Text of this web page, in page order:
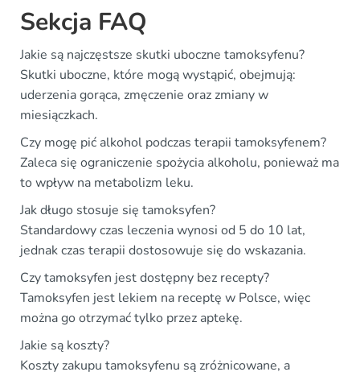
Sekcja FAQ
Jakie są najczęstsze skutki uboczne tamoksyfenu?
Skutki uboczne, które mogą wystąpić, obejmują:
uderzenia gorąca, zmęczenie oraz zmiany w
miesiączkach.
Czy mogę pić alkohol podczas terapii tamoksyfenem?
Zaleca się ograniczenie spożycia alkoholu, ponieważ ma
to wpływ na metabolizm leku.
Jak długo stosuje się tamoksyfen?
Standardowy czas leczenia wynosi od 5 do 10 lat,
jednak czas terapii dostosowuje się do wskazania.
Czy tamoksyfen jest dostępny bez recepty?
Tamoksyfen jest lekiem na receptę w Polsce, więc
można go otrzymać tylko przez aptekę.
Jakie są koszty?
Koszty zakupu tamoksyfenu są zróżnicowane, a